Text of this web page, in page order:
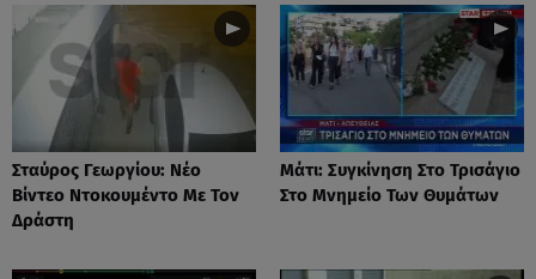
Σταύρος Γεωργίου: Νέο
Βίντεο Ντοκουμέντο Με Τον
Δράστη
Μάτι: Συγκίνηση Στο Τρισάγιο
Στο Μνημείο Των Θυμάτων